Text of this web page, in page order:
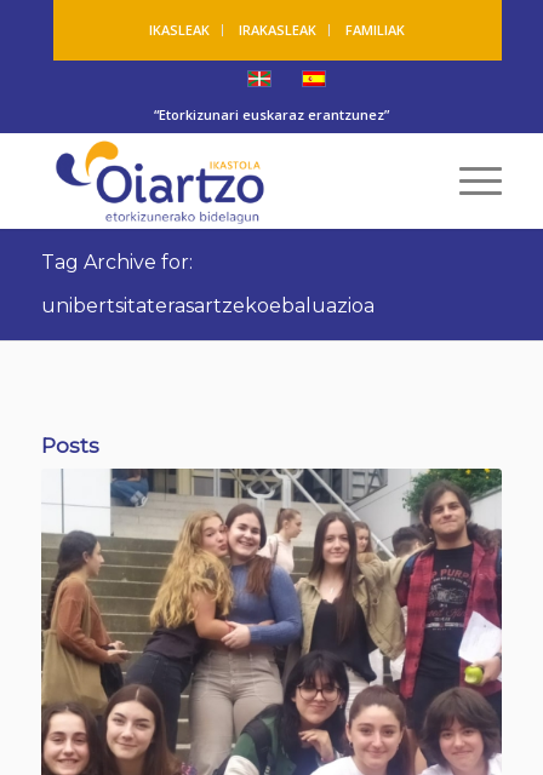
IKASLEAK IRAKASLEAK FAMILIAK
“Etorkizunari euskaraz erantzunez”
Tag Archive for:
unibertsitaterasartzekoebaluazioa
Posts